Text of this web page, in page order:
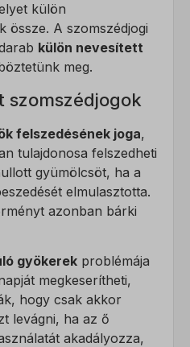
külön
össze. A szomszédjogi
külön nevesített
meg.
szomszédjogok
felszedésének joga,
tulajdonosa felszedheti
gyümölcsöt, ha a
elmulasztotta.
azonban bárki
gyökerek problémája
megkeserítheti,
hogy csak akkor
levágni, ha az ő
akadályozza,